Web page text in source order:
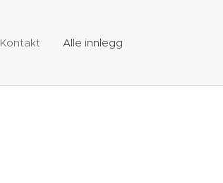
Kontakt Alle innlegg